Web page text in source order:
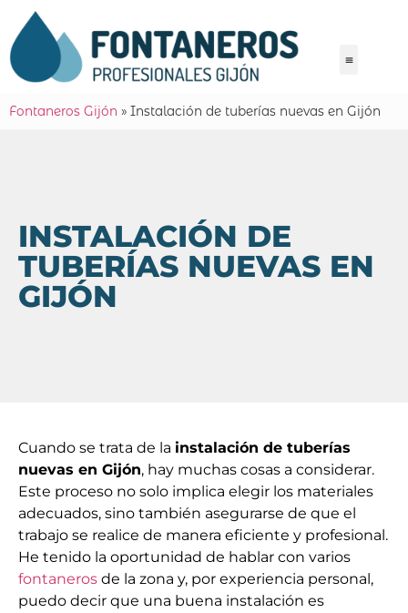
Fontaneros Gijón » Instalación de tuberías nuevas en Gijón
INSTALACIÓN DE
TUBERÍAS NUEVAS EN
GIJÓN
Cuando se trata de la instalación de tuberías
nuevas en Gijón, hay muchas cosas a considerar.
Este proceso no solo implica elegir los materiales
adecuados, sino también asegurarse de que el
trabajo se realice de manera eficiente y profesional.
He tenido la oportunidad de hablar con varios
fontaneros de la zona y, por experiencia personal,
puedo decir que una buena instalación es